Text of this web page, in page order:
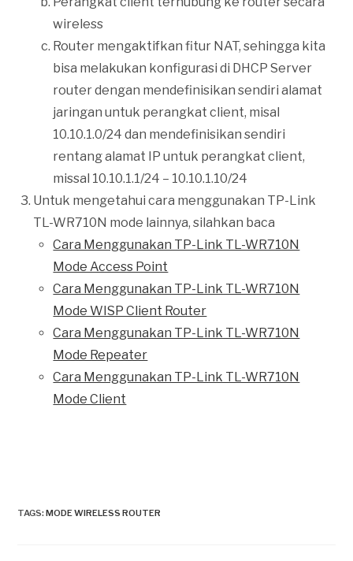
wireless
Router mengaktifkan fitur NAT, sehingga kita
bisa melakukan konfigurasi di DHCP Server
router dengan mendefinisikan sendiri alamat
jaringan untuk perangkat client, misal
10.10.1.0/24 dan mendefinisikan sendiri
rentang alamat IP untuk perangkat client,
missal 10.10.1.1/24 – 10.10.1.10/24
Untuk mengetahui cara menggunakan TP-Link
TL-WR710N mode lainnya, silahkan baca
Cara Menggunakan TP-Link TL-WR710N
Mode Access Point
Cara Menggunakan TP-Link TL-WR710N
Mode WISP Client Router
Cara Menggunakan TP-Link TL-WR710N
Mode Repeater
Cara Menggunakan TP-Link TL-WR710N
Mode Client
TAGS:MODE WIRELESS ROUTER